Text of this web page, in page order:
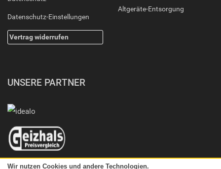
Datenschutz-Einstellungen
Vertrag widerrufen
Altgeräte-Entsorgung
UNSERE PARTNER
Wir nutzen Cookies und andere Technologien.